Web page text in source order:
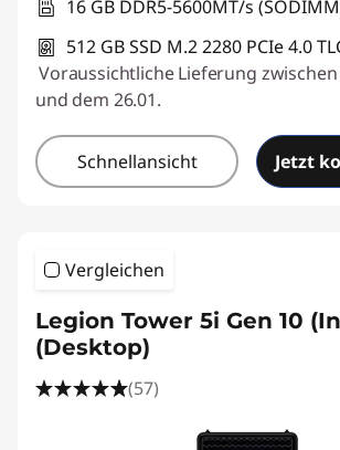
16 GB DDR5-5600MT/s
512 GB SSD M.2 2280 PCIe 4.0
Voraussichtliche Lieferung zwischen
und dem 26.01.
Schnellansicht Jetzt
Vergleichen
Legion Tower 5i Gen 10
(Desktop)
(57)